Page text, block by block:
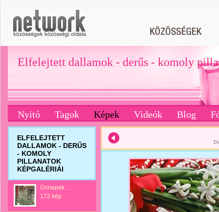
Elfelejtett dallamok - derűs - komoly
Nyitó Tagok Képek Videók Blog
ELFELEJTETT
DALLAMOK - DERŰS
- KOMOLY
PILLANATOK
KÉPGALÉRIÁI
Ünnepek ...
172 kép